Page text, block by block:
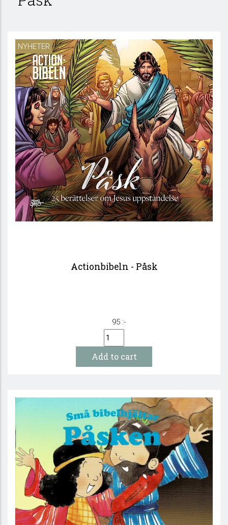
NYHETER
Actionbibeln - Påsk
95 :-